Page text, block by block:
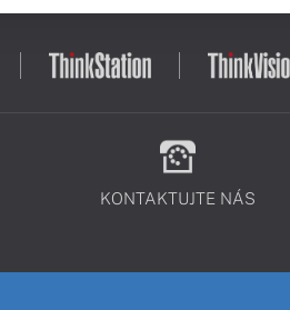
KONTAKTUJTE NÁS